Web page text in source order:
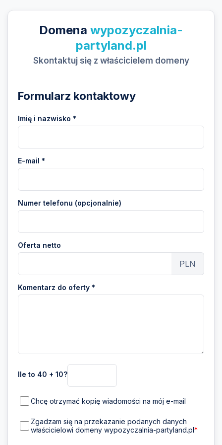
Domena wypozyczalnia-
partyland.pl
Skontaktuj się z właścicielem domeny
Formularz kontaktowy
Imię i nazwisko *
E-mail *
Numer telefonu (opcjonalnie)
Oferta netto
PLN
Komentarz do oferty *
Ile to 40 + 10?
Chcę otrzymać kopię wiadomości na mój e-mail
Zgadzam się na przekazanie podanych danych
właścicielowi domeny wypozyczalnia-partyland.pl*